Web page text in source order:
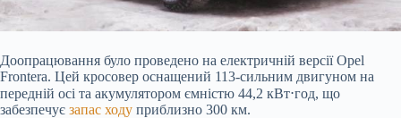
Доопрацювання було проведено на електричній версії Opel
Frontera. Цей кросовер оснащений 113-сильним двигуном на
передній осі та акумулятором ємністю 44,2 кВт⋅год, що
забезпечує запас ходу приблизно 300 км.